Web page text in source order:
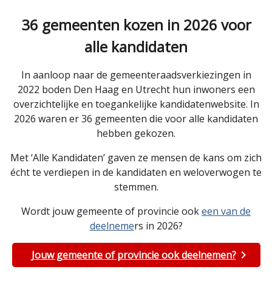
36 gemeenten kozen in 2026 voor
alle kandidaten
In aanloop naar de gemeenteraadsverkiezingen in
2022 boden Den Haag en Utrecht hun inwoners een
overzichtelijke en toegankelijke kandidatenwebsite. In
2026 waren er 36 gemeenten die voor alle kandidaten
hebben gekozen.
Met ‘Alle Kandidaten’ gaven ze mensen de kans om zich
écht te verdiepen in de kandidaten en weloverwogen te
stemmen.
Wordt jouw gemeente of provincie ookeen van de
deelnemers in 2026?
Jouw gemeente of provincie ook deelnemen?